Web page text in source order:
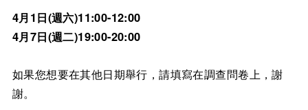
4月1日(週六)11:00-12:00
4月7日(週二)19:00-20:00
如果您想要在其他日期舉行，請填寫在調查問卷上，謝
謝。